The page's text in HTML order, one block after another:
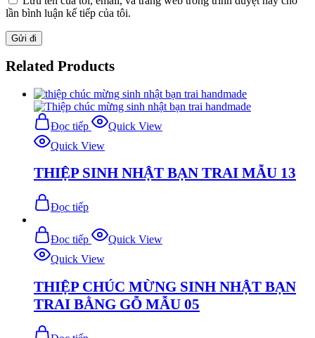
lần bình luận kế tiếp của tôi.
Related Products
Đọc tiếp
Quick View
Quick View
THIỆP SINH NHẬT BẠN TRAI MẪU 13
Đọc tiếp
Đọc tiếp
Quick View
Quick View
THIỆP CHÚC MỪNG SINH NHẬT BẠN
TRAI BẰNG GỖ MẪU 05